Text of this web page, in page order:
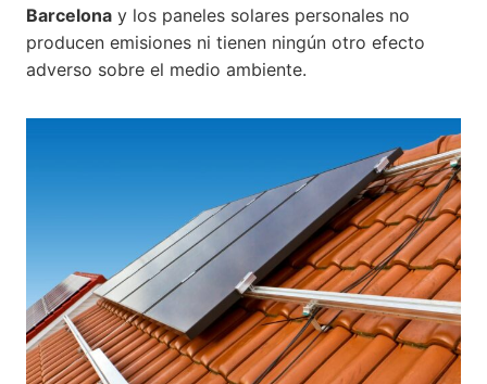
Barcelona y los paneles solares personales no
producen emisiones ni tienen ningún otro efecto
adverso sobre el medio ambiente.